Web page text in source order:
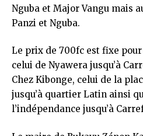
Nguba et Major Vangu mais
Panzi et Nguba.
Le prix de 700fc est fixe
celui de Nyawera jusqu’à
Chez Kibonge, celui de la
jusqu’à quartier Latin ainsi
l’indépendance jusqu’à